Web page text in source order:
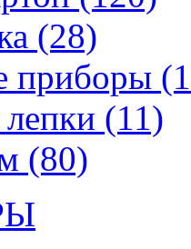
(28)
приборы
(11)
(80)